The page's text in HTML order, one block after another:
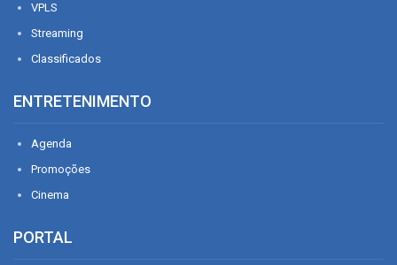
VPLS
Streaming
Classificados
ENTRETENIMENTO
Agenda
Promoções
Cinema
PORTAL